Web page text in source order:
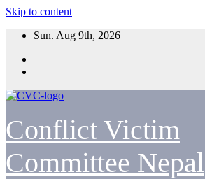
Skip to content
Sun. Aug 9th, 2026
Conflict Victim
Committee Nepal